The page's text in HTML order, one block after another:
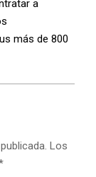
a
más de 800
Los